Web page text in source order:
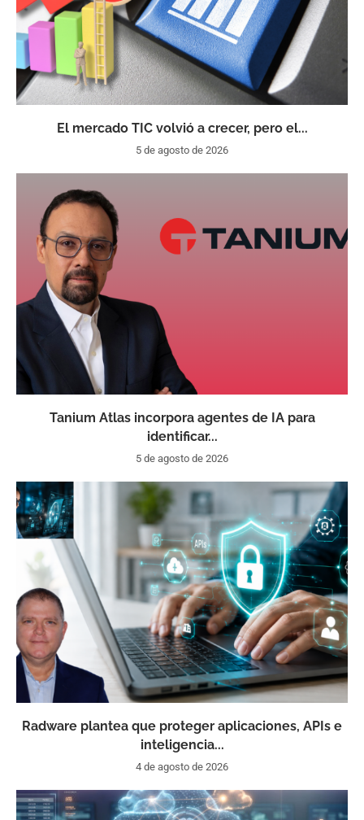
El mercado TIC volvió a crecer, pero el...
5 de agosto de 2026
Tanium Atlas incorpora agentes de IA para
identificar...
5 de agosto de 2026
Radware plantea que proteger aplicaciones, APIs e
inteligencia...
4 de agosto de 2026